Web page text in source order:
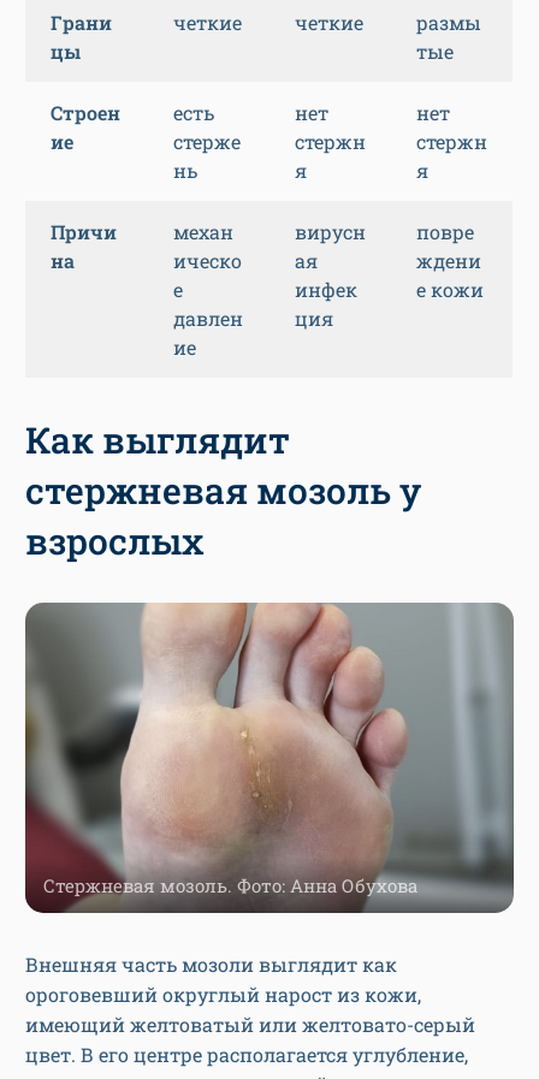
Грани
цы
четкие четкие
размы
тые
Строен
ие
есть
стерже
нь
нет
стержн
я
нет
стержн
я
Причи
на
механ
ическо
е
давлен
ие
вирусн
ая
инфек
ция
повре
ждени
е кожи
Как выглядит
стержневая мозоль у
взрослых
Стержневая мозоль. Фото: Анна Обухова
Внешняя часть мозоли выглядит как
ороговевший округлый нарост из кожи,
имеющий желтоватый или желтовато-серый
цвет. В его центре располагается углубление,